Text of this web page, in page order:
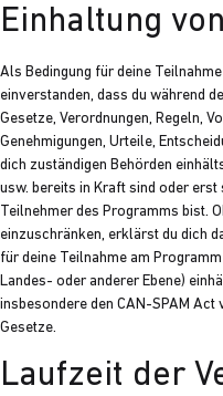
Einhaltung
Als Bedingung für deine
einverstanden, dass du während
Gesetze, Verordnungen, Regeln,
Genehmigungen, Urteile,
dich zuständigen Behörden
usw. bereits in Kraft sind oder
Teilnehmer des Programms bist.
einzuschränken, erklärst du dich
für deine Teilnahme am
Landes- oder anderer Ebene)
insbesondere den CAN-SPAM
Gesetze.
Laufzeit der